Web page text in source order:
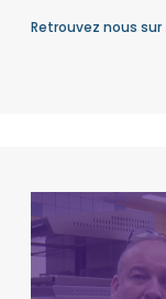
Retrouvez nous sur